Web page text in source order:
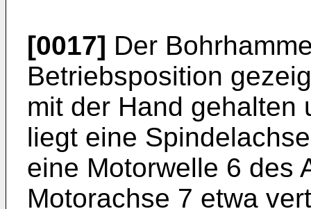
[0017] Der
Betriebsposition
mit der Hand gehalten
liegt eine
eine Motorwelle 6 des
Motorachse 7 etwa